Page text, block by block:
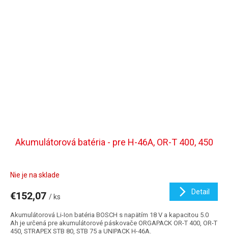
Akumulátorová batéria - pre H-46A, OR-T 400, 450
Nie je na sklade
€152,07 / ks
Detail
Akumulátorová Li-Ion batéria BOSCH s napätím 18 V a kapacitou 5.0
Ah je určená pre akumulátorové páskovače ORGAPACK OR-T 400, OR-T
450, STRAPEX STB 80, STB 75 a UNIPACK H-46A.